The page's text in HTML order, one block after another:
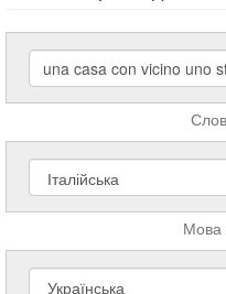
Мова